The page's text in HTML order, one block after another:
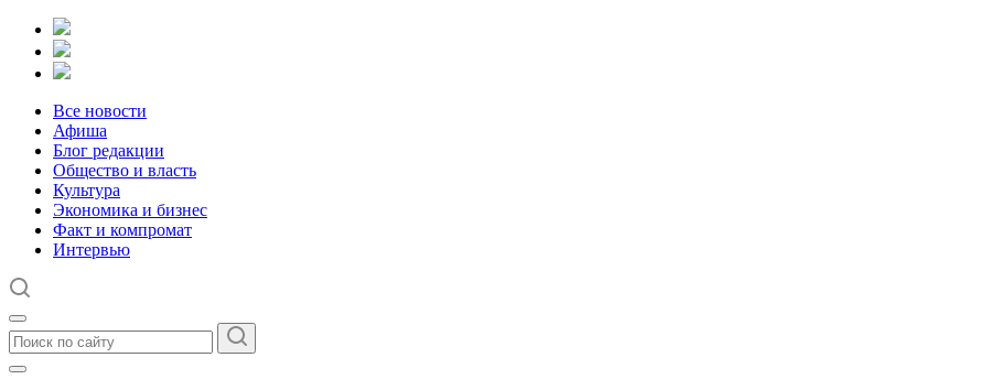
Все новости
Афиша
Блог редакции
Общество и власть
Культура
Экономика и бизнес
Факт и компромат
Интервью